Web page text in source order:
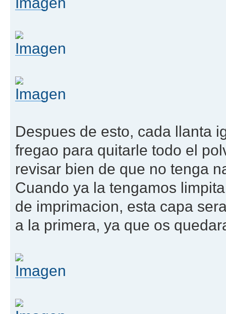
Despues de esto, cada llanta
fregao para quitarle todo el
revisar bien de que no tenga
Cuando ya la tengamos
de imprimacion, esta capa
a la primera, ya que os